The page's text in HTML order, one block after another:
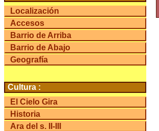
Localización
Accesos
Barrio de Arriba
Barrio de Abajo
Geografía
Cultura :
El Cielo Gira
Historia
Ara del s. II-III